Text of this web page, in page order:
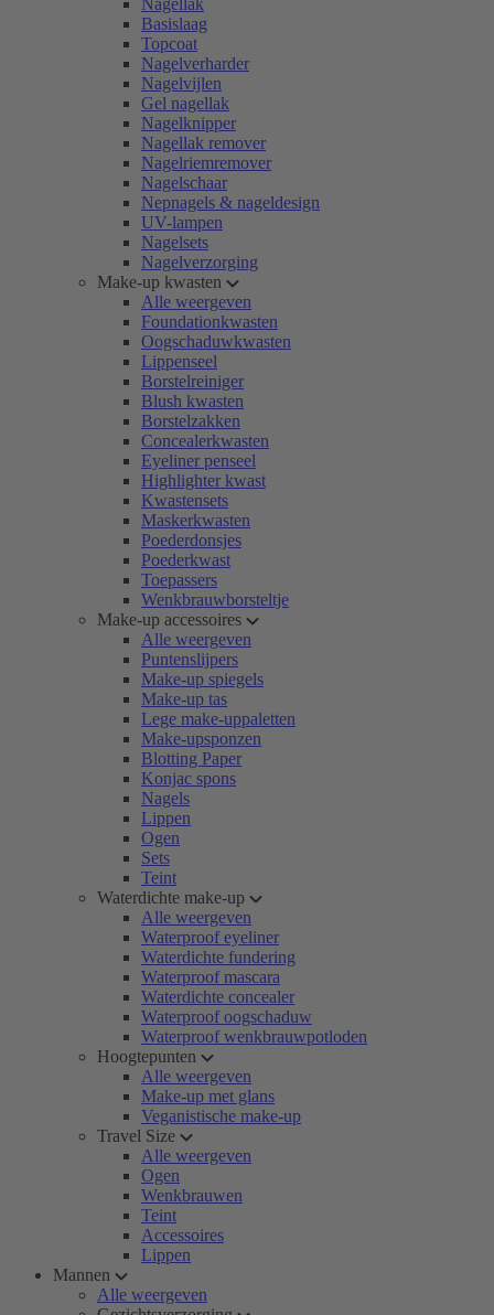
Nagellak
Basislaag
Topcoat
Nagelverharder
Nagelvijlen
Gel nagellak
Nagelknipper
Nagellak remover
Nagelriemremover
Nagelschaar
Nepnagels & nageldesign
UV-lampen
Nagelsets
Nagelverzorging
Make-up kwasten
Alle weergeven
Foundationkwasten
Oogschaduwkwasten
Lippenseel
Borstelreiniger
Blush kwasten
Borstelzakken
Concealerkwasten
Eyeliner penseel
Highlighter kwast
Kwastensets
Maskerkwasten
Poederdonsjes
Poederkwast
Toepassers
Wenkbrauwborsteltje
Make-up accessoires
Alle weergeven
Puntenslijpers
Make-up spiegels
Make-up tas
Lege make-uppaletten
Make-upsponzen
Blotting Paper
Konjac spons
Nagels
Lippen
Ogen
Sets
Teint
Waterdichte make-up
Alle weergeven
Waterproof eyeliner
Waterdichte fundering
Waterproof mascara
Waterdichte concealer
Waterproof oogschaduw
Waterproof wenkbrauwpotloden
Hoogtepunten
Alle weergeven
Make-up met glans
Veganistische make-up
Travel Size
Alle weergeven
Ogen
Wenkbrauwen
Teint
Accessoires
Lippen
Mannen
Alle weergeven